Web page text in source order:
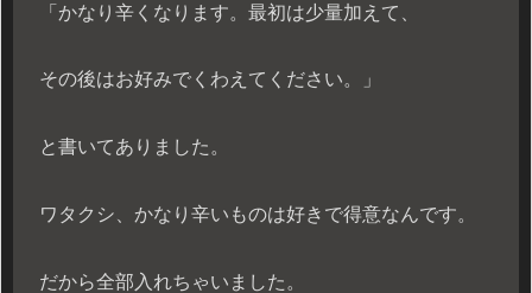
「かなり辛くなります。最初は少量加えて、
その後はお好みでくわえてください。」
と書いてありました。
ワタクシ、かなり辛いものは好きで得意なんです。
だから全部入れちゃいました。